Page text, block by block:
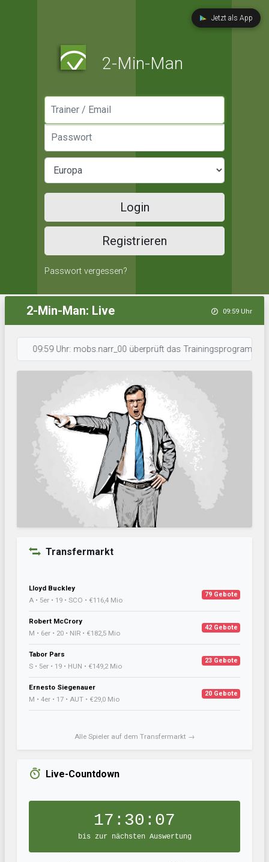
Jetzt als App
2-Min-Man
Login
Registrieren
Passwort vergessen?
2-Min-Man: Live 09:59 Uhr
09:59 Uhr: mobs.narr_00 überprüft das Trainingsprogramm. •
Transfermarkt
Lloyd Buckley
A • 5er • 19 • SCO • €116,4 Mio
79 Gebote
Robert McCrory
M • 6er • 20 • NIR • €182,5 Mio
42 Gebote
Tabor Pars
S • 5er • 19 • HUN • €149,2 Mio
23 Gebote
Ernesto Siegenauer
M • 4er • 17 • AUT • €29,0 Mio
20 Gebote
Alle Spieler auf dem Transfermarkt →
Live-Countdown
17:30:06
bis zur nächsten Auswertung